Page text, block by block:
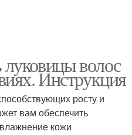
луковицы волос
Инструкция
росту и
вам обеспечить
кожи